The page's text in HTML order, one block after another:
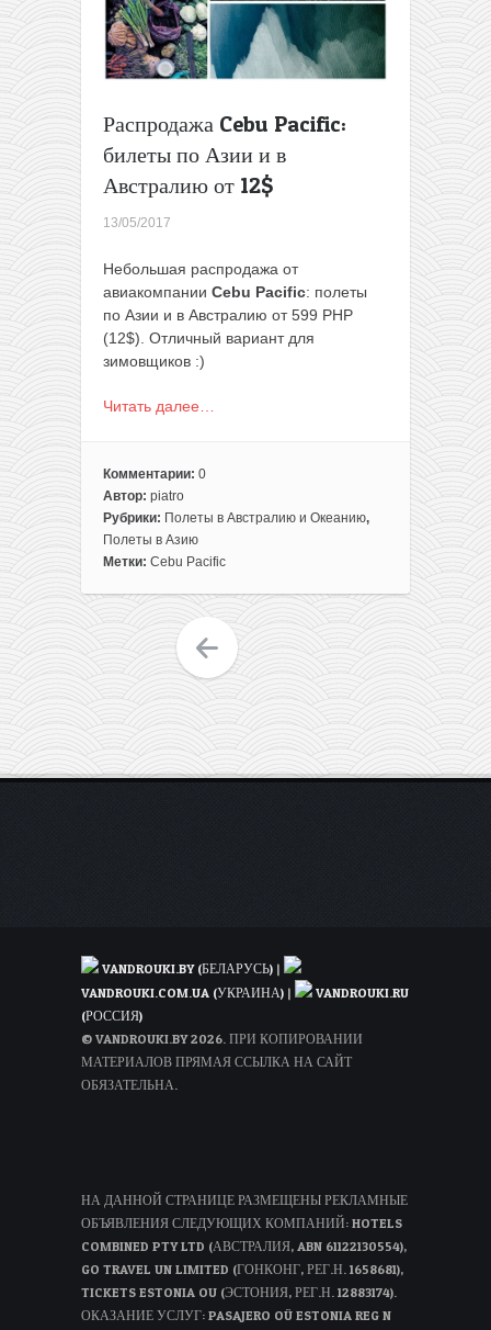
Распродажа Cebu Pacific:
билеты по Азии и в
Австралию от 12$
13/05/2017
Небольшая распродажа от
авиакомпании Cebu Pacific: полеты
по Азии и в Австралию от 599 PHP
(12$). Отличный вариант для
зимовщиков :)
Читать далее…
Комментарии: 0
Автор: piatro
Рубрики: Полеты в Австралию и Океанию,
Полеты в Азию
Метки: Cebu Pacific
VANDROUKI.BY (БЕЛАРУСЬ) |
VANDROUKI.COM.UA (УКРАИНА) |
VANDROUKI.RU
(РОССИЯ)
© VANDROUKI.BY 2026. ПРИ КОПИРОВАНИИ
МАТЕРИАЛОВ ПРЯМАЯ ССЫЛКА НА САЙТ
ОБЯЗАТЕЛЬНА.
НА ДАННОЙ СТРАНИЦЕ РАЗМЕЩЕНЫ РЕКЛАМНЫЕ
ОБЪЯВЛЕНИЯ СЛЕДУЮЩИХ КОМПАНИЙ: HOTELS
COMBINED PTY LTD (АВСТРАЛИЯ, ABN 61122130554),
GO TRAVEL UN LIMITED (ГОНКОНГ, РЕГ.Н. 1658681),
TICKETS ESTONIA OU (ЭСТОНИЯ, РЕГ.Н. 12883174).
ОКАЗАНИЕ УСЛУГ: PASAJERO OÜ ESTONIA REG N